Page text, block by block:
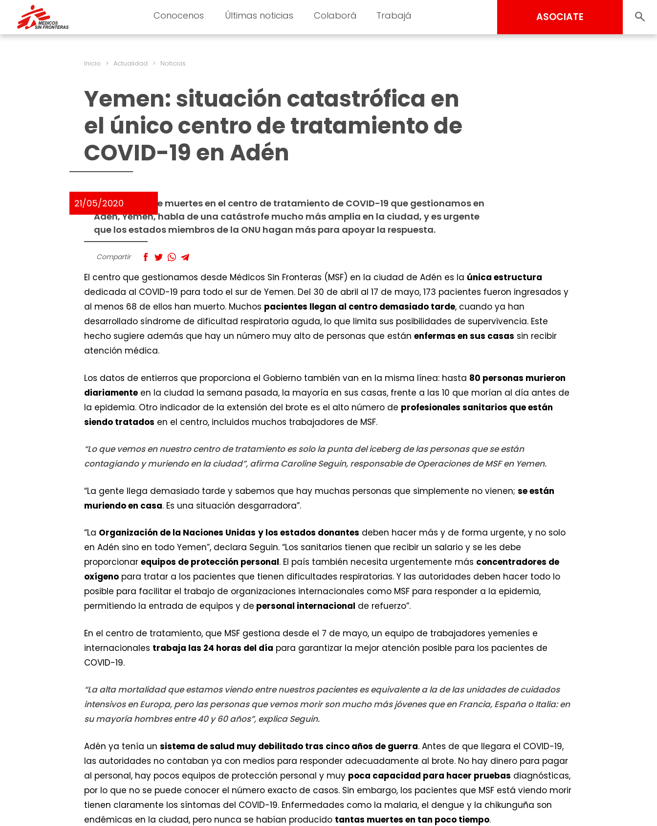
Conocenos Últimas noticias Colaborá Trabajá ASOCIATE
Inicio > Actualidad > Noticias
Yemen: situación catastrófica en
el único centro de tratamiento de
COVID-19 en Adén
21/05/2020
La cantidad de muertes en el centro de tratamiento de COVID-19 que gestionamos en
Adén, Yemen, habla de una catástrofe mucho más amplia en la ciudad, y es urgente
que los estados miembros de la ONU hagan más para apoyar la respuesta.
Compartir
El centro que gestionamos desde Médicos Sin Fronteras (MSF) en la ciudad de Adén es la única estructura
dedicada al COVID-19 para todo el sur de Yemen. Del 30 de abril al 17 de mayo, 173 pacientes fueron ingresados y
al menos 68 de ellos han muerto. Muchos pacientes llegan al centro demasiado tarde, cuando ya han
desarrollado síndrome de dificultad respiratoria aguda, lo que limita sus posibilidades de supervivencia. Este
hecho sugiere además que hay un número muy alto de personas que están enfermas en sus casas sin recibir
atención médica.
Los datos de entierros que proporciona el Gobierno también van en la misma línea: hasta 80 personas murieron
diariamente en la ciudad la semana pasada, la mayoría en sus casas, frente a las 10 que morían al día antes de
la epidemia. Otro indicador de la extensión del brote es el alto número de profesionales sanitarios que están
siendo tratados en el centro, incluidos muchos trabajadores de MSF.
“Lo que vemos en nuestro centro de tratamiento es solo la punta del iceberg de las personas que se están
contagiando y muriendo en la ciudad”, afirma Caroline Seguin, responsable de Operaciones de MSF en Yemen.
“La gente llega demasiado tarde y sabemos que hay muchas personas que simplemente no vienen; se están
muriendo en casa. Es una situación desgarradora”.
“La Organización de la Naciones Unidas y los estados donantes deben hacer más y de forma urgente, y no solo
en Adén sino en todo Yemen”, declara Seguin. “Los sanitarios tienen que recibir un salario y se les debe
proporcionar equipos de protección personal. El país también necesita urgentemente más concentradores de
oxígeno para tratar a los pacientes que tienen dificultades respiratorias. Y las autoridades deben hacer todo lo
posible para facilitar el trabajo de organizaciones internacionales como MSF para responder a la epidemia,
permitiendo la entrada de equipos y de personal internacional de refuerzo”.
En el centro de tratamiento, que MSF gestiona desde el 7 de mayo, un equipo de trabajadores yemeníes e
internacionales trabaja las 24 horas del día para garantizar la mejor atención posible para los pacientes de
COVID-19.
“La alta mortalidad que estamos viendo entre nuestros pacientes es equivalente a la de las unidades de cuidados
intensivos en Europa, pero las personas que vemos morir son mucho más jóvenes que en Francia, España o Italia: en
su mayoría hombres entre 40 y 60 años”, explica Seguin.
Adén ya tenía un sistema de salud muy debilitado tras cinco años de guerra. Antes de que llegara el COVID-19,
las autoridades no contaban ya con medios para responder adecuadamente al brote. No hay dinero para pagar
al personal, hay pocos equipos de protección personal y muy poca capacidad para hacer pruebas diagnósticas,
por lo que no se puede conocer el número exacto de casos. Sin embargo, los pacientes que MSF está viendo morir
tienen claramente los síntomas del COVID-19. Enfermedades como la malaria, el dengue y la chikunguña son
endémicas en la ciudad, pero nunca se habían producido tantas muertes en tan poco tiempo.